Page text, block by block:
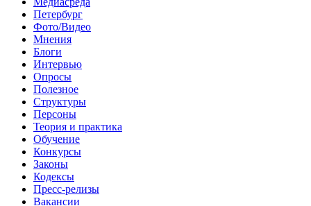
Петербург
Фото/Видео
Мнения
Блоги
Интервью
Опросы
Полезное
Структуры
Персоны
Теория и практика
Обучение
Конкурсы
Законы
Кодексы
Пресс-релизы
Вакансии